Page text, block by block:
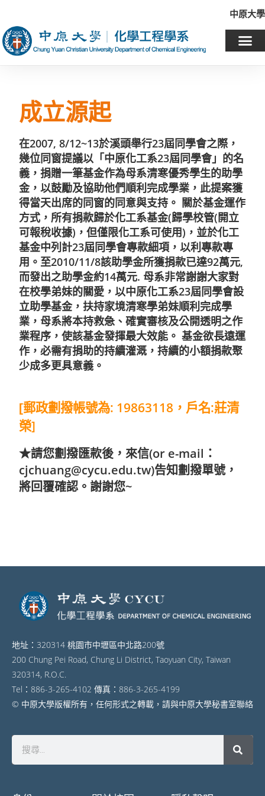
中原大學
成立源起
在2007, 8/12~13於溪頭舉行23屆同學會之際，
幾位同窗提議以「中原化工系23屆同學會」的名
義，捐贈一筆基金作為母系清寒優秀學生的助學
金，以鼓勵及協助他們順利完成學業，此提案獲
得當天出席的同窗的同意與支持。 關於基金運作
方式，所有捐款歸於化工系基金(歸學校管(開立
可報稅收據)，但僅限化工系可使用)，並於化工
基金中列計23屆同學會專款細項，以利專款專
用。至2010/11/8該助學金所獲捐款已達92萬元,
而發出之助學金約14萬元. 母系非常謝謝大家對
在校學弟妹的關愛，以中原化工系23屆同學會設
立助學基金，扶持家境清寒學弟妹順利完成學
業，母系將本持救急、確實審核及公開透明之作
業程序，使該基金發揮最大效能。 基金欲長遠運
作，必需有捐助的持續灌溉，持續的小額捐款聚
少成多更具意義。
[郵政劃撥帳號為: 19863118 ，戶名:莊清
榮]
★請您劃撥匯款後，來信(or e-mail：
cjchuang@cycu.edu.tw)告知劃撥單號，
將回覆確認。謝謝您~
地址：320314 桃園市中壢區中北路200號
200 Chung Pei Road, Chung Li District, Taoyuan City, Taiwan
320314, R.O.C.
Tel：886-3-265-4102 傳真：886-3-265-4199
© 中原大學版權所有，任何形式之轉載，請與中原大學秘書室聯絡